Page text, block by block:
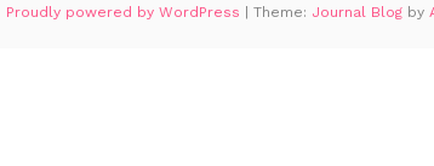
Proudly powered by WordPress |Theme: Journal Blog by